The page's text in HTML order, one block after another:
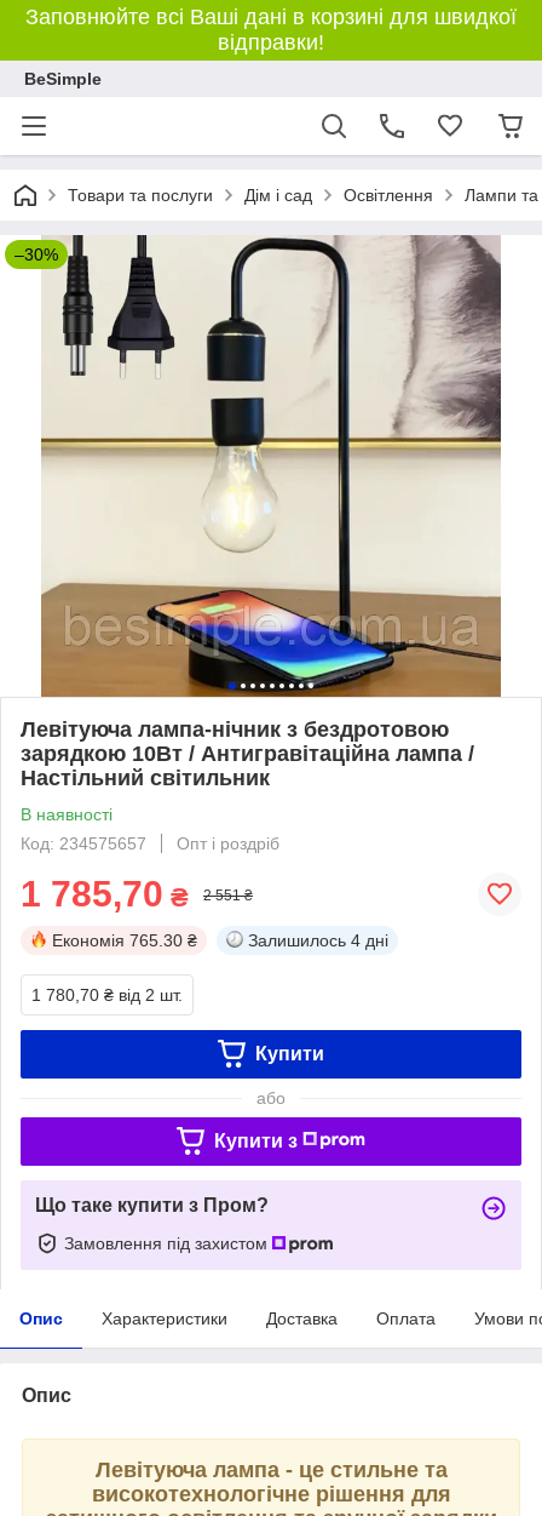
Заповнюйте всі Ваші дані в корзині для швидкої
відправки!
BeSimple
Товари та послуги Дім і сад Освітлення Лампи та
–30%
Левітуюча лампа-нічник з бездротовою
зарядкою 10Вт / Антигравітаційна лампа /
Настільний світильник
В наявності
Код: 234575657
Опт і роздріб
1 785,70 ₴ 2 551 ₴
Економія 765.30 ₴ Залишилось 4 дні
1 780,70 ₴ від 2 шт.
Купити
або
Купити з
Що таке купити з Пром?
Замовлення під захистом
Опис Характеристики Доставка Оплата Умови
Опис
Левітуюча лампа - це стильне та
високотехнологічне рішення для